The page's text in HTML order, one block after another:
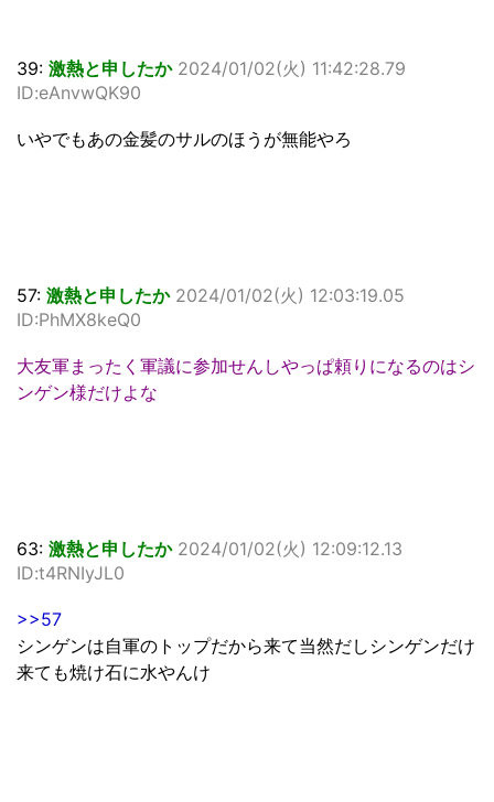
39: 激熱と申したか 2024/01/02(火) 11:42:28.79
ID:eAnvwQK90
いやでもあの金髪のサルのほうが無能やろ
57: 激熱と申したか 2024/01/02(火) 12:03:19.05
ID:PhMX8keQ0
大友軍まったく軍議に参加せんしやっぱ頼りになるのはシ
ンゲン様だけよな
63: 激熱と申したか 2024/01/02(火) 12:09:12.13
ID:t4RNIyJL0
>>57
シンゲンは自軍のトップだから来て当然だしシンゲンだけ
来ても焼け石に水やんけ